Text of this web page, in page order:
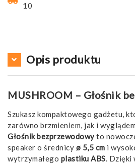
10
Opis produktu
MUSHROOM – Głośnik
Szukasz kompaktowego gadżetu,
zarówno brzmieniem, jak i
Głośnik bezprzewodowyto
speaker o średnicy ø 5,5 cm i
wytrzymałego plastiku ABS. Dzięki